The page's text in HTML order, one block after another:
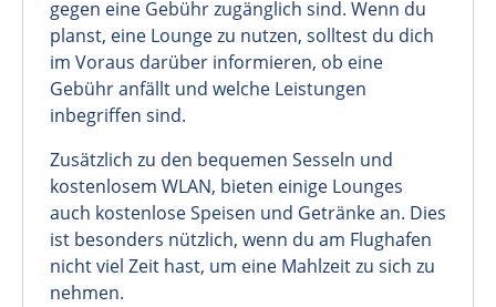
gegen eine Gebühr zugänglich sind. Wenn du
planst, eine Lounge zu nutzen, solltest du dich
im Voraus darüber informieren, ob eine
Gebühr anfällt und welche Leistungen
inbegriffen sind.
Zusätzlich zu den bequemen Sesseln und
kostenlosem WLAN, bieten einige Lounges
auch kostenlose Speisen und Getränke an. Dies
ist besonders nützlich, wenn du am Flughafen
nicht viel Zeit hast, um eine Mahlzeit zu sich zu
nehmen.